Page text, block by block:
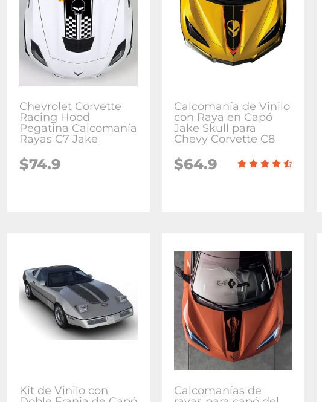
Chevrolet Corvette
Racing Hood
Pegatina Calcomanía
Rayas C7 Jake
$74.9
Calcomanía de Vinilo
con Raya en Capó
Jake Skull para
Chevy Corvette C8
$64.9
Kit de Vinilo con
Calcomanías de